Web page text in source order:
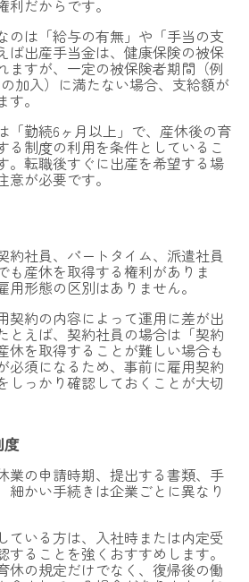
だからです。
のは「給与の有無」や「手当の支
ば出産手当金は、健康保険の被保
ますが、一定の被保険者期間（例
加入）に満たない場合、支給額が
。
「勤続6ヶ月以上」で、産休後の育
る制度の利用を条件としているこ
。転職後すぐに出産を希望する場
が必要です。
約社員、パートタイム、派遣社員
も産休を取得する権利がありま
形態の区別はありません。
契約の内容によって運用に差が出
とえば、契約社員の場合は「契約
休を取得することが難しい場合も
必須になるため、事前に雇用契約
しっかり確認しておくことが大切
度
業の申請時期、提出する書類、手
細かい手続きは企業ごとに異なり
ている方は、入社時または内定受
ることを強くおすすめします。
休の規定だけでなく、復帰後の働